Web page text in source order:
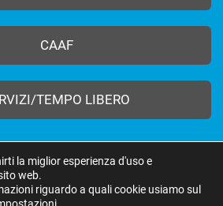
CAAF
TEMPO LIBERO
BANCARI ITALIANI –Privacy Policy|
la miglior esperienza d'uso e
web.
riguardo a quali cookie usiamo sul